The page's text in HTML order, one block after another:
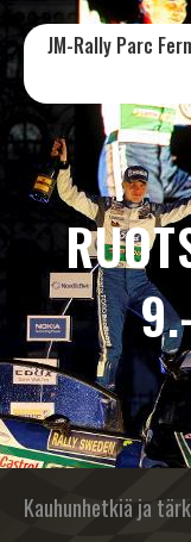
JM-Rally Parc
Kauhunhetkiä ja